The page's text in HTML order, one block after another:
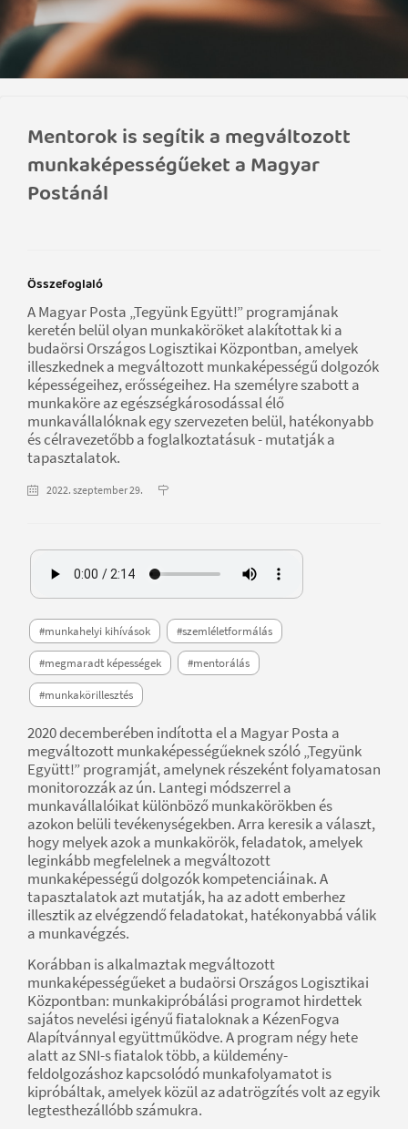
Mentorok is segítik a megváltozott
munkaképességűeket a Magyar
Postánál
Összefoglaló
A Magyar Posta „Tegyünk Együtt!” programjának
keretén belül olyan munkaköröket alakítottak ki a
budaörsi Országos Logisztikai Központban, amelyek
illeszkednek a megváltozott munkaképességű dolgozók
képességeihez, erősségeihez. Ha személyre szabott a
munkaköre az egészségkárosodással élő
munkavállalóknak egy szervezeten belül, hatékonyabb
és célravezetőbb a foglalkoztatásuk - mutatják a
tapasztalatok.
2022. szeptember 29.
#munkahelyi kihívások #szemléletformálás
#megmaradt képességek #mentorálás
#munkakörillesztés
2020 decemberében indította el a Magyar Posta a
megváltozott munkaképességűeknek szóló „Tegyünk
Együtt!” programját, amelynek részeként folyamatosan
monitorozzák az ún. Lantegi módszerrel a
munkavállalóikat különböző munkakörökben és
azokon belüli tevékenységekben. Arra keresik a választ,
hogy melyek azok a munkakörök, feladatok, amelyek
leginkább megfelelnek a megváltozott
munkaképességű dolgozók kompetenciáinak. A
tapasztalatok azt mutatják, ha az adott emberhez
illesztik az elvégzendő feladatokat, hatékonyabbá válik
a munkavégzés.
Korábban is alkalmaztak megváltozott
munkaképességűeket a budaörsi Országos Logisztikai
Központban: munkakipróbálási programot hirdettek
sajátos nevelési igényű fiataloknak a KézenFogva
Alapítvánnyal együttműködve. A program négy hete
alatt az SNI-s fiatalok több, a küldemény-
feldolgozáshoz kapcsolódó munkafolyamatot is
kipróbáltak, amelyek közül az adatrögzítés volt az egyik
legtesthezállóbb számukra.